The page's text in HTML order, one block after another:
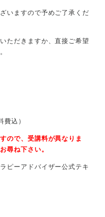
いますので予めご了承くだ
ただきますか、直接ご希望
込）
ので、受講料が異なりま
尋ね下さい。
ピーアドバイザー公式テキ